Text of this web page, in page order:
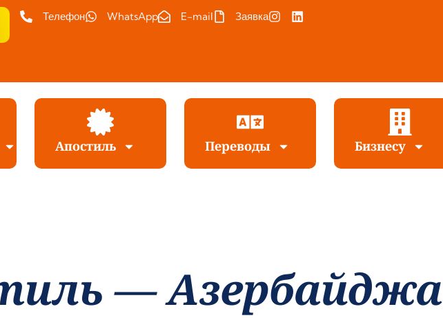
Телефон WhatsApp E-mail Заявка
Апостиль Переводы Бизнесу
—